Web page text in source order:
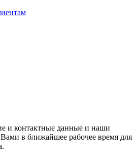
и контактные данные и наши
в ближайшее рабочее время для